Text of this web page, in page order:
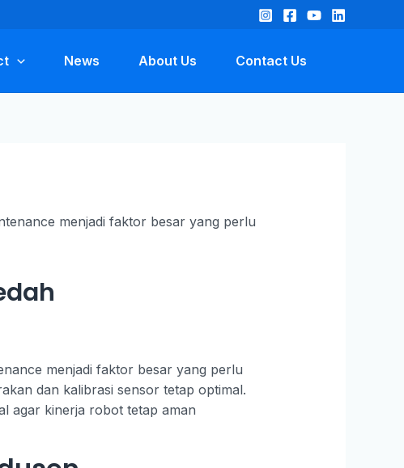
News About Us Contact Us
menjadi faktor besar yang perlu
dan kalibrasi sensor tetap optimal.
agar kinerja robot tetap aman